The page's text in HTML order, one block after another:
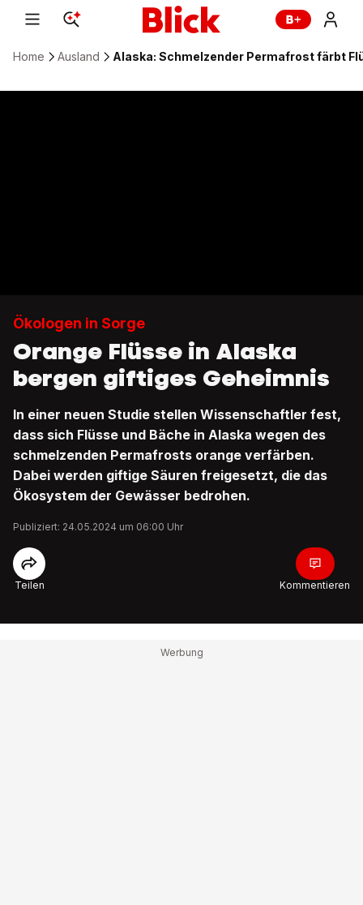
Home Ausland Alaska: Schmelzender Permafrost färbt
Ökologen in Sorge
Orange Flüsse in Alaska
bergen giftiges Geheimnis
In einer neuen Studie stellen Wissenschaftler fest,
dass sich Flüsse und Bäche in Alaska wegen des
schmelzenden Permafrosts orange verfärben.
Dabei werden giftige Säuren freigesetzt, die das
Ökosystem der Gewässer bedrohen.
Publiziert: 24.05.2024 um 06:00 Uhr
Teilen Kommentieren